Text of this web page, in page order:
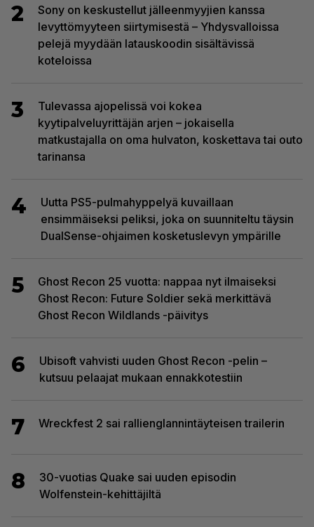
2
Sony on keskustellut jälleenmyyjien kanssa
levyttömyyteen siirtymisestä – Yhdysvalloissa
pelejä myydään latauskoodin sisältävissä
koteloissa
3
Tulevassa ajopelissä voi kokea
kyytipalveluyrittäjän arjen – jokaisella
matkustajalla on oma hulvaton, koskettava tai outo
tarinansa
4
Uutta PS5-pulmahyppelyä kuvaillaan
ensimmäiseksi peliksi, joka on suunniteltu täysin
DualSense-ohjaimen kosketuslevyn ympärille
5
Ghost Recon 25 vuotta: nappaa nyt ilmaiseksi
Ghost Recon: Future Soldier sekä merkittävä
Ghost Recon Wildlands -päivitys
6
Ubisoft vahvisti uuden Ghost Recon -pelin –
kutsuu pelaajat mukaan ennakkotestiin
7 Wreckfest 2 sai rallienglannintäyteisen trailerin
8
30-vuotias Quake sai uuden episodin
Wolfenstein-kehittäjiltä